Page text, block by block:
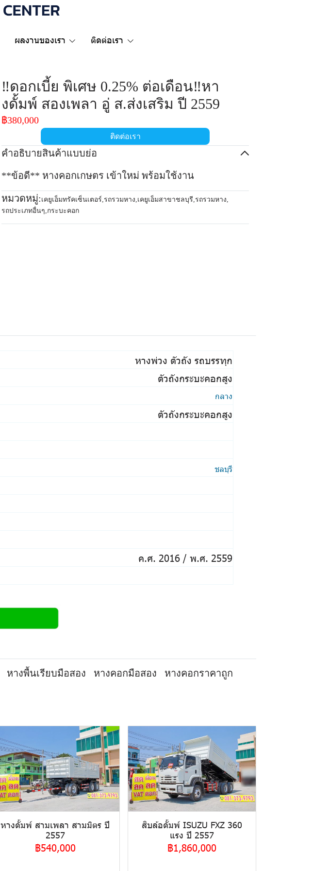
ผลงานของเรา ติดต่อเรา
‼️ดอกเบี้ย พิเศษ 0.25% ต่อเดือน‼️หา
งดั้มพ์ สองเพลา อู่ ส.ส่งเสริม ปี 2559
฿380,000
ติดต่อเรา
คำอธิบายสินค้าแบบย่อ
**ข้อดี** หางคอกเกษตร เข้าใหม่ พร้อมใช้งาน
หมวดหมู่: เคยูเอ็มทรัคเซ็นเตอร์ รถรวมหาง เคยูเอ็มสาขาชลบุรี รถรวมหาง
รถประเภทอื่นๆ กระบะคอก
หางพ่วง ตัวถัง รถบรรทุก
ตัวถังกระบะคอกสูง
กลาง
ตัวถังกระบะคอกสูง
ชลบุรี
ค.ศ. 2016 / พ.ศ. 2559
หางพื้นเรียบมือสอง หางคอกมือสอง
หางคอกราคาถูก
หางดั้มพ์ สามเพลา สามมิตร ปี
2557
฿540,000
สิบล้อดั้มพ์ ISUZU FXZ 360
แรง ปี 2557
฿1,860,000